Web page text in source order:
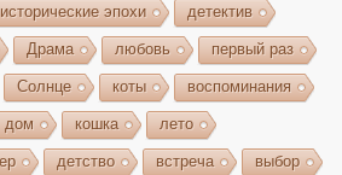
исторические эпохи детектив
Драма любовь первый раз
Солнце коты воспоминания
дом кошка лето
детство встреча выбор